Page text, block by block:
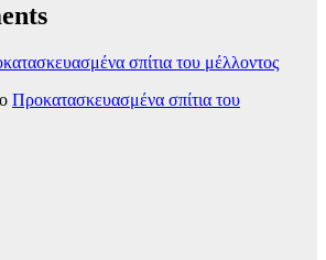
σπίτια του μέλλοντος
Προκατασκευασμένα σπίτια του